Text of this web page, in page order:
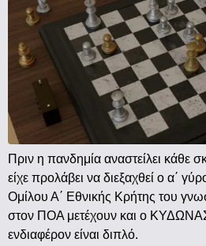
Πριν η πανδημία αναστείλει κάθε
είχε προλάβει να διεξαχθεί ο α΄
Ομίλου Α΄ Εθνικής Κρήτης του
στον ΠΟΑ μετέχουν και ο
ενδιαφέρον είναι διπλό.